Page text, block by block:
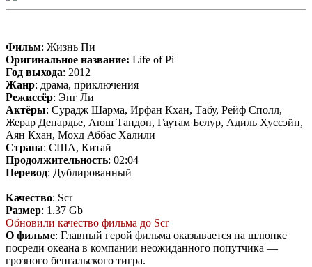
Фильм: Жизнь Пи
Оригинальное название: Life of Pi
Год выхода: 2012
Жанр: драма, приключения
Режиссёр: Энг Ли
Актёры: Сурадж Шарма, Ирфан Кхан, Табу, Рейф Сполл,
Жерар Депардье, Аюш Тандон, Гаутам Белур, Адиль Хуссэйн,
Аян Кхан, Мохд Аббас Халили
Страна: США, Китай
Продолжительность: 02:04
Перевод: Дублированный
Качество: Scr
Размер: 1.37 Gb
Обновили качество фильма до Scr
О фильме: Главный герой фильма оказывается на шлюпке
посреди океана в компании неожиданного попутчика —
грозного бенгальского тигра.